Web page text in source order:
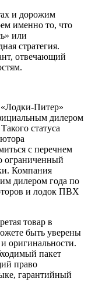
и дорожим
именно то, что
или
стратегия.
отвечающий
«Лодки-Питер»
дилером
статуса
с перечнем
ограниченный
Компания
дилером года по
и лодок ПВХ
товар в
быть уверены
оригинальности.
пакет
право
гарантийный